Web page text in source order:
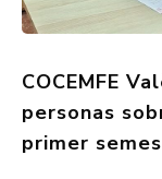
COCEMFE
personas
primer